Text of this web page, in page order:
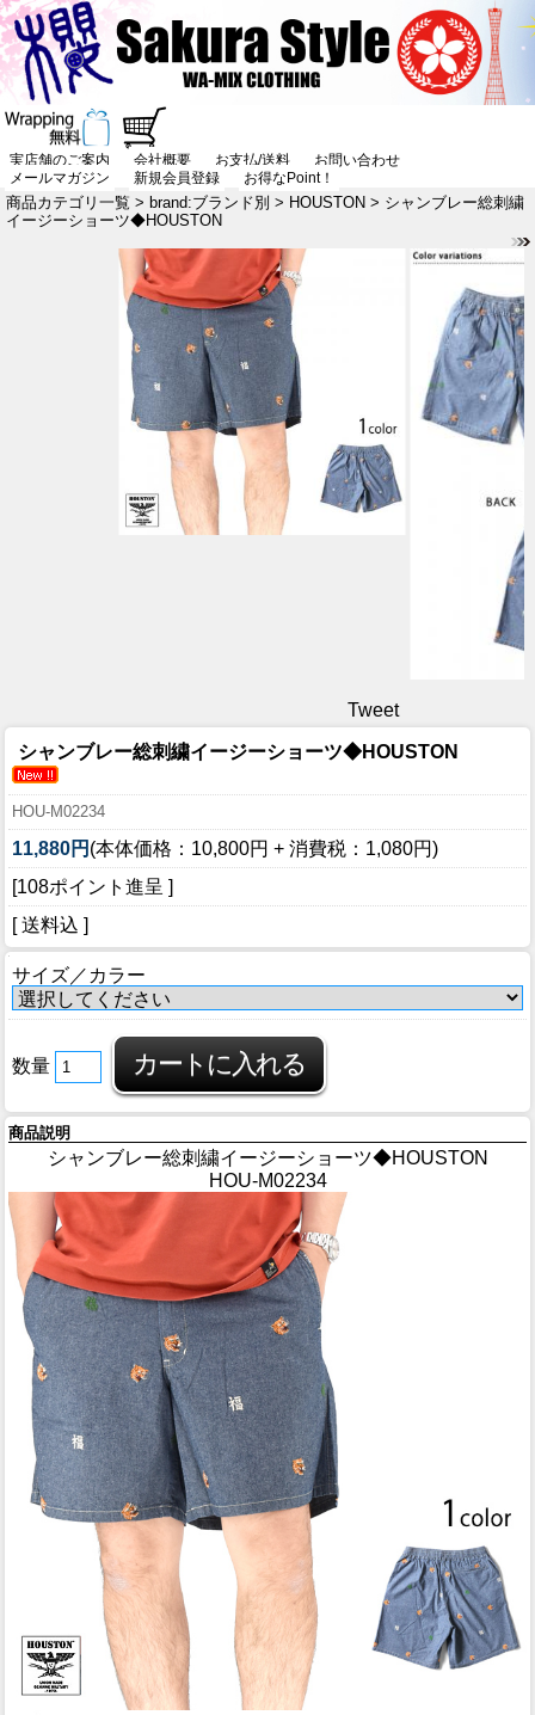
実店舗のご案内 会社概要 お支払/送料
お問い合わせ
メールマガジン
新規会員登録 お得なPoint！
商品カテゴリ一覧 > brand:ブランド別 > HOUSTON > シャンブレー総刺繍
イージーショーツ◆HOUSTON
Tweet
シャンブレー総刺繍イージーショーツ◆HOUSTON
HOU-M02234
11,880円 (本体価格：10,800円 + 消費税：1,080円)
[108ポイント進呈 ]
[ 送料込 ]
サイズ／カラー
数量
商品説明
シャンブレー総刺繍イージーショーツ◆HOUSTON
HOU-M02234